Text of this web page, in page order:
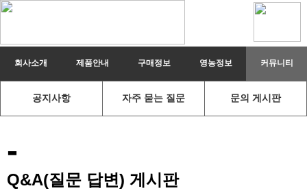
회사소개 제품안내 구매정보 영농정보 커뮤니티
공지사항 자주 묻는 질문 문의 게시판
-
Q&A(질문 답변) 게시판
Sketchbook5, 스케치북5
Sketchbook5, 스케치북5